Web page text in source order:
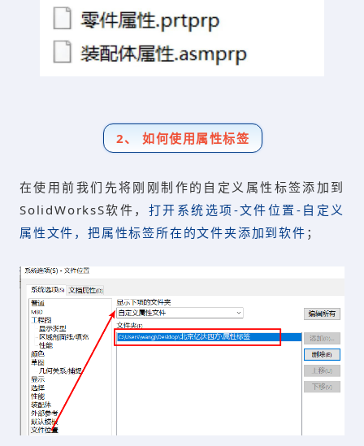
2、 如何使用属性标签
在使用前我们先将刚刚制作的自定义属性标签添加到
SolidWorksS软件， 打开系统选项-文件位置-自定义
属性文件，把属性标签所在的文件夹添加到软件 ；